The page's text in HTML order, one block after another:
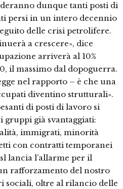
dunque tanti posti di
persi in un intero decennio
delle crisi petrolifere.
a crescere», dice
arriverà al 10%
il massimo dal dopoguerra.
nel rapporto – è che una
diventino strutturali».
di posti di lavoro si
gruppi già svantaggiati:
immigrati, minorità
con contratti temporanei
lancia l’allarme per il
rafforzamento del nostro
sociali, oltre al rilancio delle